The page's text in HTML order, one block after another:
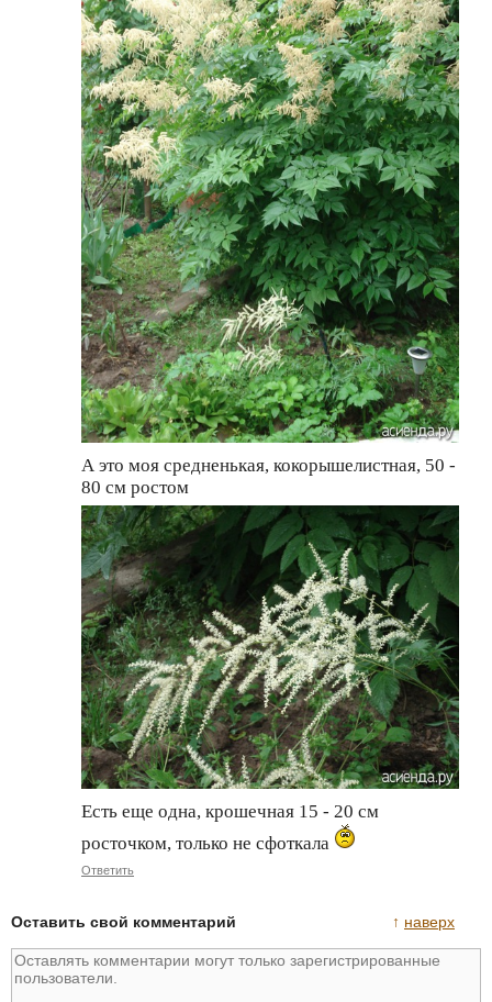
А это моя средненькая, кокорышелистная, 50 -
80 см ростом
Есть еще одна, крошечная 15 - 20 см
росточком, только не сфоткала
Ответить
↑ наверх
Оставить свой комментарий